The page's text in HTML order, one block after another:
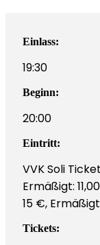
Einlass:
19:30
Beginn:
20:00
Eintritt:
VVK Soli
Ermäßigt:
15 €,
Tickets: